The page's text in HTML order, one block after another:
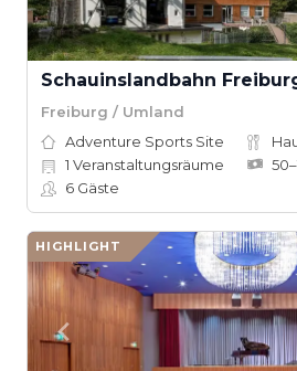
Schauinslandbahn
Freiburg / Umland
Adventure Sports Site
1 Veranstaltungsräume
6 Gäste
HIGHLIGHT